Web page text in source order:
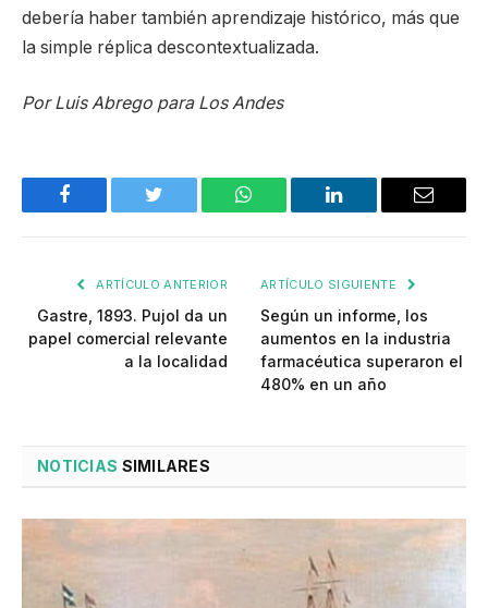
debería haber también aprendizaje histórico, más que
la simple réplica descontextualizada.
Por Luis Abrego para Los Andes
Facebook Twitter WhatsApp LinkedIn Email
ARTÍCULO ANTERIOR
Gastre, 1893. Pujol da un
papel comercial relevante
a la localidad
ARTÍCULO SIGUIENTE
Según un informe, los
aumentos en la industria
farmacéutica superaron el
480% en un año
NOTICIAS SIMILARES